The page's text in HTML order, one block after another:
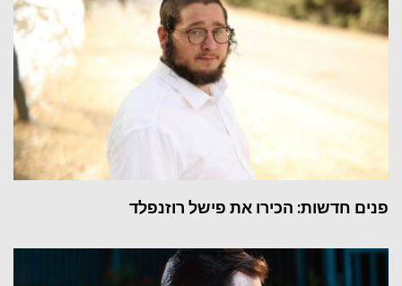
פנים חדשות: הכירו את פישל רוזנפלד